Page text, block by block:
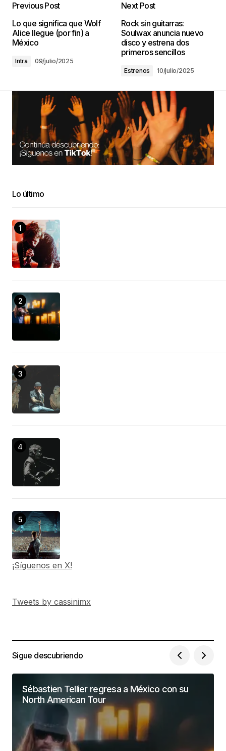
Previous Post
Lo que significa que Wolf
Alice llegue (por fin) a
México
Intra 09/julio/2025
Next Post
Rock sin guitarras:
Soulwax anuncia nuevo
disco y estrena dos
primeros sencillos
Estrenos 10/julio/2025
Lo último
¡Síguenos en X!
Tweets by cassinimx
Sigue descubriendo
Sébastien Tellier regresa a México con su
North American Tour